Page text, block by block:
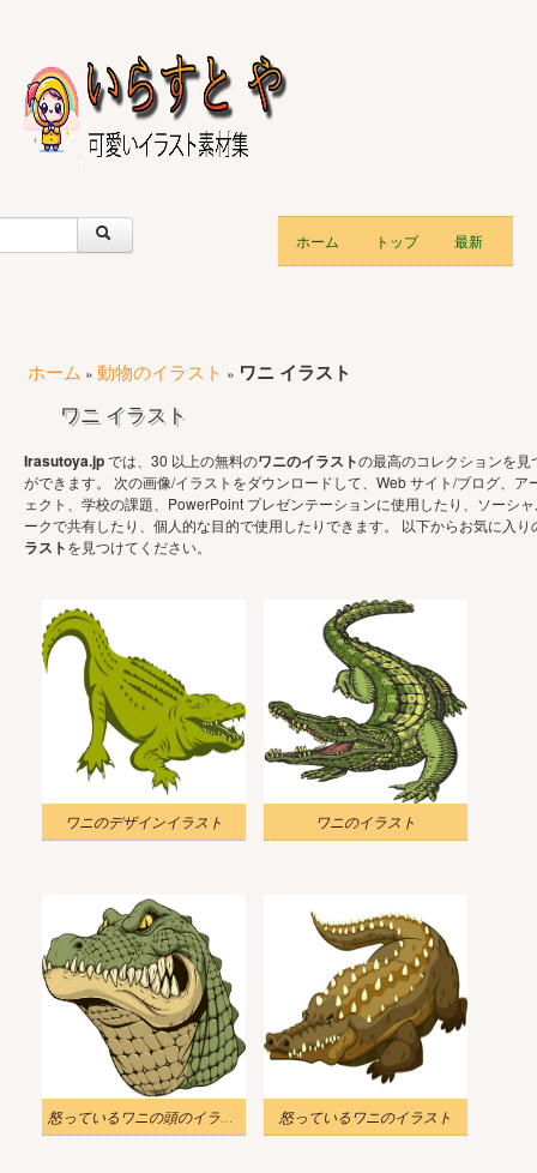
ホーム トップ 最新
ホーム » 動物のイラスト » ワニ イラスト
ワニ イラスト
Irasutoya.jpでは、30 以上の無料のワニのイラストの最高のコレクションを見
ができます。 次の画像/イラストをダウンロードして、Web サイト/ブログ、ア
ェクト、学校の課題、PowerPoint プレゼンテーションに使用したり、ソーシ
ークで共有したり、個人的な目的で使用したりできます。 以下からお気に入り
ラストを見つけてください。
ワニのデザインイラスト ワニのイラスト
怒っているワニの頭のイラスト 怒っているワニのイラスト